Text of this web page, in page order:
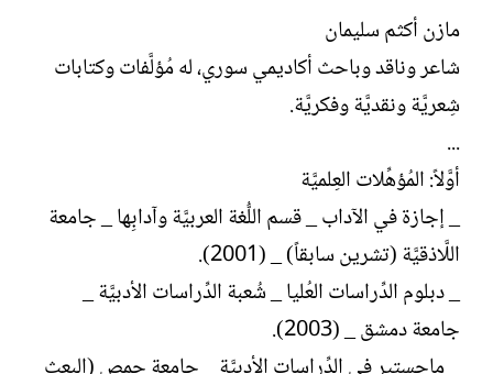
ش
ا
ء
مازن أكثم سليمان
شاعر وناقد وباحث أكاديمي سوري، له مُؤلَّفات وكتابات
شِعريَّة ونقديَّة وفكريَّة.
...
أوَّلاً: المُؤهِّلات العِلميَّة
_ إجازة في الآداب _ قسم اللُّغة العربيَّة وآدابِها _ جامعة
اللَّاذقيَّة (تشرين سابقاً) _ (2001).
_ دبلوم الدِّراسات العُليا _ شُعبة الدِّراسات الأدبيَّة _
جامعة دمشق _ (2003).